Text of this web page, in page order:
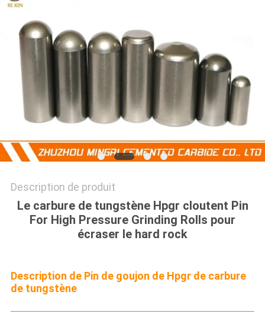
PLAN
DU
SITE
PRIVACY
POLICY
Description de produit
Le carbure de tungstène Hpgr cloutent Pin
For High Pressure Grinding Rolls pour
écraser le hard rock
Description dePin de goujon de Hpgr de carbure
de tungstène